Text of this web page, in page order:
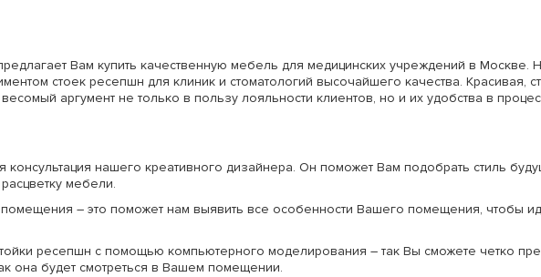
Вам купить качественную мебель для медицинских учреждений в Москве.
стоек ресепшн для клиник и стоматологий высочайшего качества. Красивая,
аргумент не только в пользу лояльности клиентов, но и их удобства в
консультация нашего креативного дизайнера. Он поможет Вам подобрать стиль
мебели.
– это поможет нам выявить все особенности Вашего помещения, чтобы
ресепшн с помощью компьютерного моделирования – так Вы сможете четко
она будет смотреться в Вашем помещении.